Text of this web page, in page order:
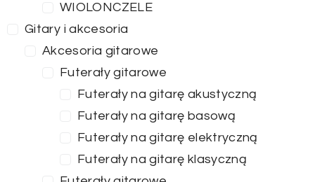
WIOLONCZELE
Gitary i akcesoria
Akcesoria gitarowe
Futerały gitarowe
Futerały na gitarę akustyczną
Futerały na gitarę basową
Futerały na gitarę elektryczną
Futerały na gitarę klasyczną